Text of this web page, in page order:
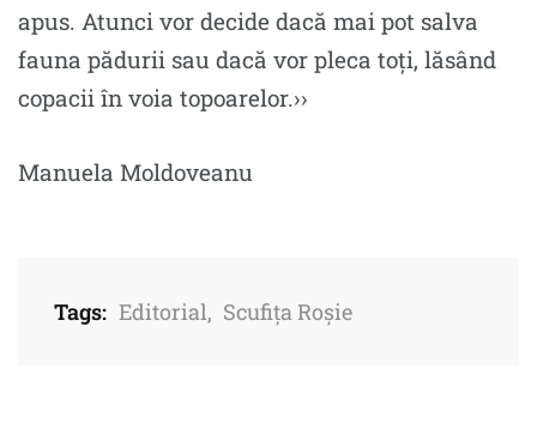
apus. Atunci vor decide dacă mai pot salva
fauna pădurii sau dacă vor pleca toți, lăsând
copacii în voia topoarelor.››
Manuela Moldoveanu
Tags: Editorial, Scufița Roșie